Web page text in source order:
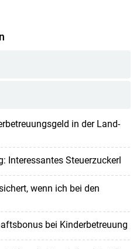
in der Land-
Interessantes Steuerzuckerl
wenn ich bei den
bei Kinderbetreuung